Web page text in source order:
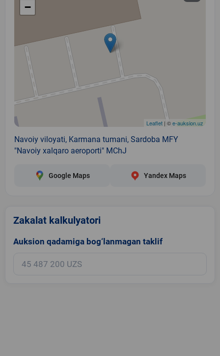
−
Leaflet | ©e-auksion.uz
Navoiy viloyati, Karmana tumani, Sardoba MFY
"Navoiy xalqaro aeroporti" MChJ
Google Maps Yandex Maps
Zakalat kalkulyatori
Auksion qadamiga bog‘lanmagan taklif